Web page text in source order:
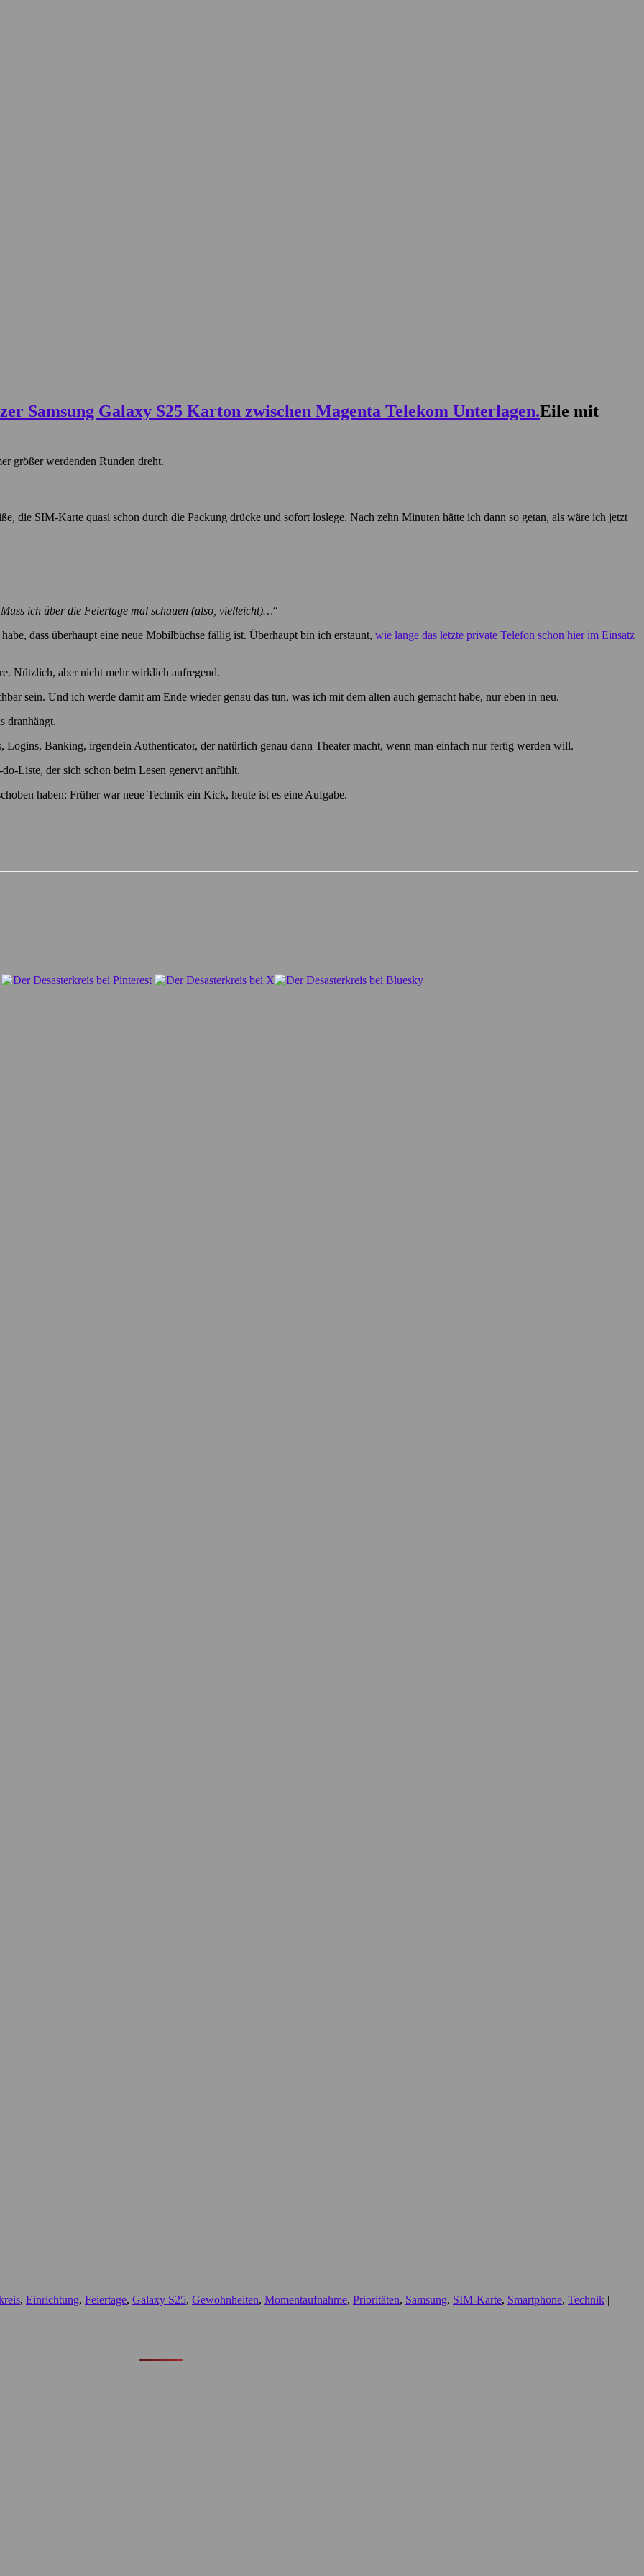
Eile mit
größer werdenden Runden dreht.
die SIM-Karte quasi schon durch die Packung drücke und sofort loslege. Nach zehn Minuten hätte ich dann so getan, als wäre ich jetzt
ich über die Feiertage mal schauen (also, vielleicht)…“
dass überhaupt eine neue Mobilbüchse fällig ist. Überhaupt bin ich erstaunt, wie lange das letzte private Telefon schon hier im Einsatz
Nützlich, aber nicht mehr wirklich aufregend.
sein. Und ich werde damit am Ende wieder genau das tun, was ich mit dem alten auch gemacht habe, nur eben in neu.
dranhängt.
Banking, irgendein Authenticator, der natürlich genau dann Theater macht, wenn man einfach nur fertig werden will.
Liste, der sich schon beim Lesen genervt anfühlt.
haben: Früher war neue Technik ein Kick, heute ist es eine Aufgabe.
, Einrichtung, Feiertage, Galaxy S25, Gewohnheiten, Momentaufnahme, Prioritäten, Samsung, SIM-Karte, Smartphone, Technik |